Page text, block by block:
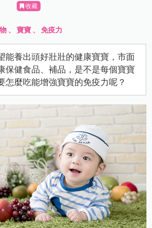
收藏
、寶寶 、免疫力
能養出頭好壯壯的健康寶寶，市面
保健食品、補品，是不是每個寶寶
怎麼吃能增強寶寶的免疫力呢？